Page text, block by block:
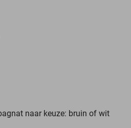
naar keuze: bruin of wit